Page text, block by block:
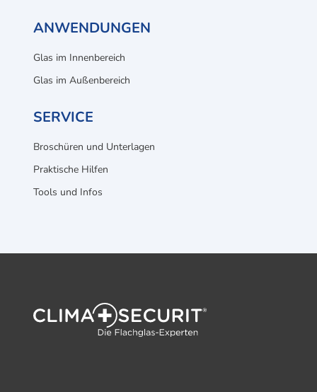
ANWENDUNGEN
Glas im Innenbereich
Glas im Außenbereich
SERVICE
Broschüren und Unterlagen
Praktische Hilfen
Tools und Infos